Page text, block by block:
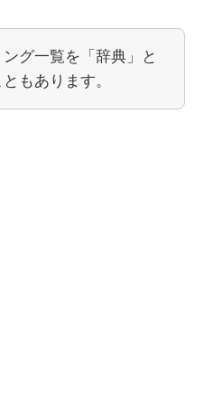
ング一覧を「辞典」と
もあります。